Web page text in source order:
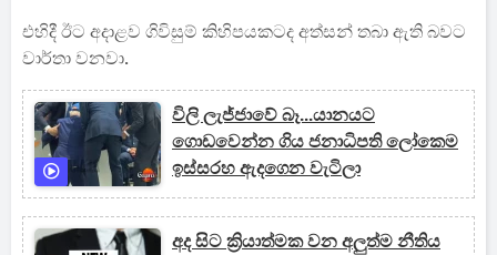
එහිදී ඊට අදාළව ගිවිසුම් කිහිපයකටද අත්සන් තබා ඇති බවට
වාර්තා වනවා.
විලි ලැජ්ජාවේ බෑ...යානයට
ගොඩවෙන්න ගිය ජනාධිපති ලෝකෙම
ඉස්සරහ ඇදගෙන වැටිලා
අද සිට ක්‍රියාත්මක වන අලුත්ම නීතිය